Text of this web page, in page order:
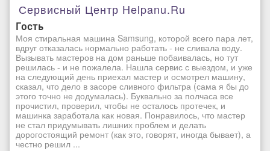
Сервисный Центр Helpanu.ru
Гость
Моя стиральная машина Samsung, которой всего пара лет,
вдруг отказалась нормально работать - не сливала воду.
Вызывать мастеров на дом раньше побаивалась, но тут
решилась - и не пожалела. Нашла сервис с выездом, и уже
на следующий день приехал мастер и осмотрел машину,
сказал, что дело в засоре сливного фильтра (сама я бы до
этого точно не додумалась). Буквально за полчаса все
прочистил, проверил, чтобы не осталось протечек, и
машинка заработала как новая. Понравилось, что мастер
не стал придумывать лишних проблем и делать
дорогостоящий ремонт (как это, говорят, иногда бывает), а
честно решил ...